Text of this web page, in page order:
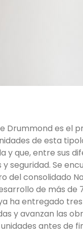
Drummond es el
de esta
y que, entre sus
seguridad. Se
del consolidado
de más de
ha entregado
y avanzan las
antes de